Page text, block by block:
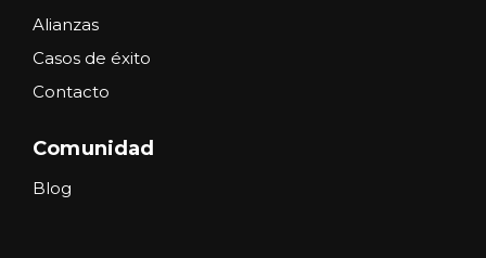
Alianzas
Casos de éxito
Contacto
Comunidad
Blog